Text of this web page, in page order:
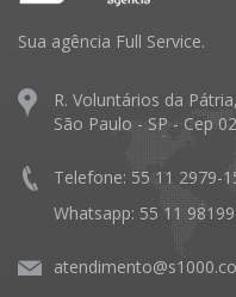
Sua agência Full Service.
R. Voluntários da
São Paulo - SP - Cep
Telefone: 55 11 2979-
Whatsapp: 55 11